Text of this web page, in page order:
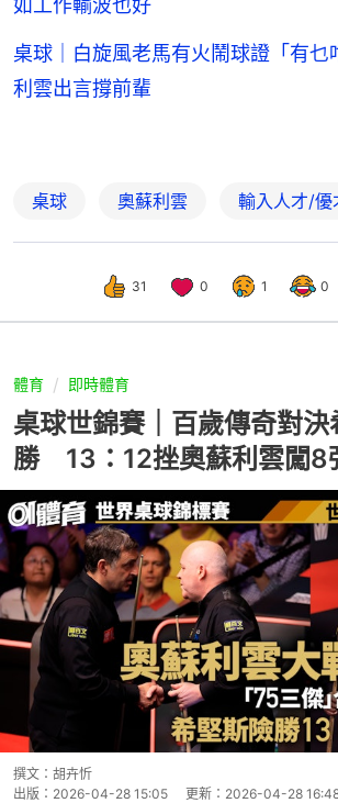
如工作輸波也好
桌球｜白旋風老馬有火鬧球證「有
利雲出言撐前輩
桌球 奧蘇利雲 輸入人才/優
31 0 1 0
體育 即時體育
桌球世錦賽｜百歲傳奇對
勝 13：12挫奧蘇利雲闖8
撰文： 胡卉忻
出版： 2026-04-28 15:05 更新： 2026-04-28